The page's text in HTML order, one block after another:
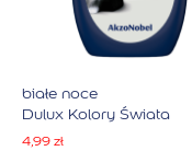
białe noce
Dulux Kolory Świata
4,99 zł